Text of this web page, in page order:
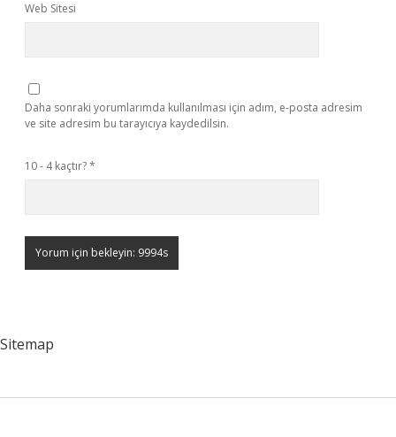
Web Sitesi
Daha sonraki yorumlarımda kullanılması için adım, e-posta adresim
ve site adresim bu tarayıcıya kaydedilsin.
10 - 4 kaçtır?*
Sitemap